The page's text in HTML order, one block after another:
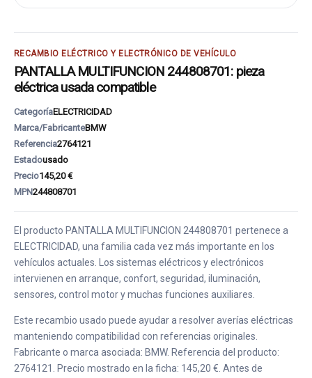
RECAMBIO ELÉCTRICO Y ELECTRÓNICO DE VEHÍCULO
PANTALLA MULTIFUNCION 244808701: pieza
eléctrica usada compatible
CategoríaELECTRICIDAD
Marca/FabricanteBMW
Referencia2764121
Estadousado
Precio145,20 €
MPN244808701
El producto PANTALLA MULTIFUNCION 244808701 pertenece a
ELECTRICIDAD, una familia cada vez más importante en los
vehículos actuales. Los sistemas eléctricos y electrónicos
intervienen en arranque, confort, seguridad, iluminación,
sensores, control motor y muchas funciones auxiliares.
Este recambio usado puede ayudar a resolver averías eléctricas
manteniendo compatibilidad con referencias originales.
Fabricante o marca asociada: BMW. Referencia del producto:
2764121. Precio mostrado en la ficha: 145,20 €. Antes de